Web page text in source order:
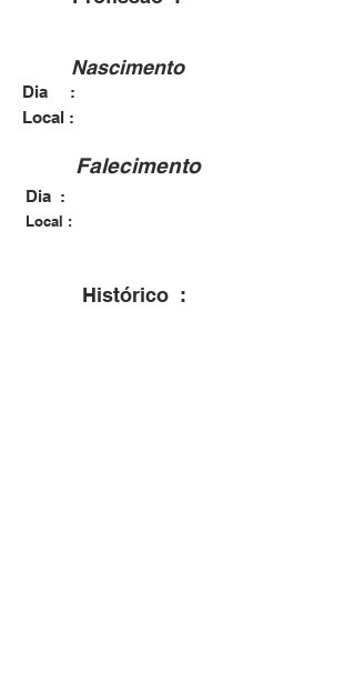
Nascimento
Dia :
Local :
Histórico :
Dia :
Falecimento
Local :